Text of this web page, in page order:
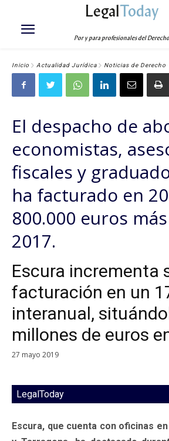
LegalToday
Por y para profesionales del Derecho
Inicio Actualidad Jurídica Noticias de Derecho
El despacho de
economistas,
fiscales y
ha facturado en
800.000 euros
2017.
Escura incrementa
facturación en un
interanual,
millones de euros
27 mayo 2019
LegalToday
Escura, que cuenta con oficinas